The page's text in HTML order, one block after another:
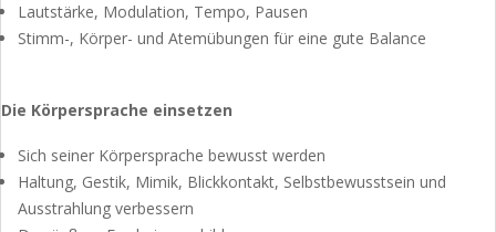
Lautstärke, Modulation, Tempo, Pausen
Stimm-, Körper- und Atemübungen für eine gute Balance
Die Körpersprache einsetzen
Sich seiner Körpersprache bewusst werden
Haltung, Gestik, Mimik, Blickkontakt, Selbstbewusstsein und
Ausstrahlung verbessern